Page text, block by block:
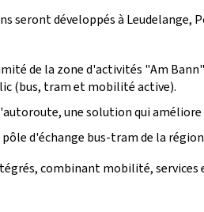
seront développés à
de la zone d'activités "Am Bann
(bus, tram et mobilité active).
une solution qui
d'échange bus-tram de la
combinant mobilité,